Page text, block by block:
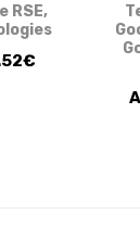
RSE,